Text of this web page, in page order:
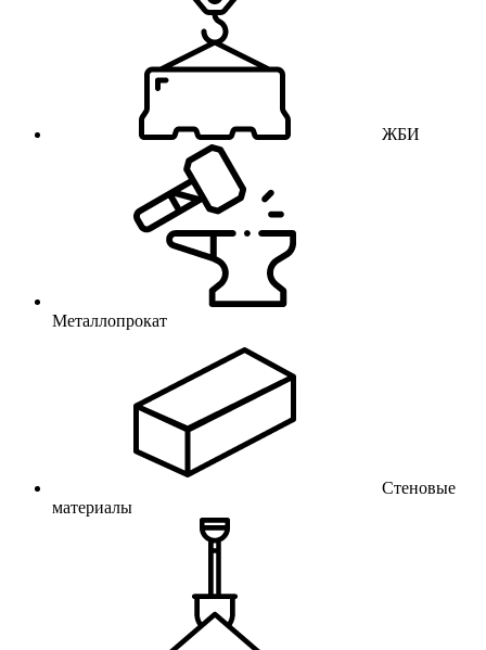
ЖБИ
Металлопрокат
Стеновые
материалы